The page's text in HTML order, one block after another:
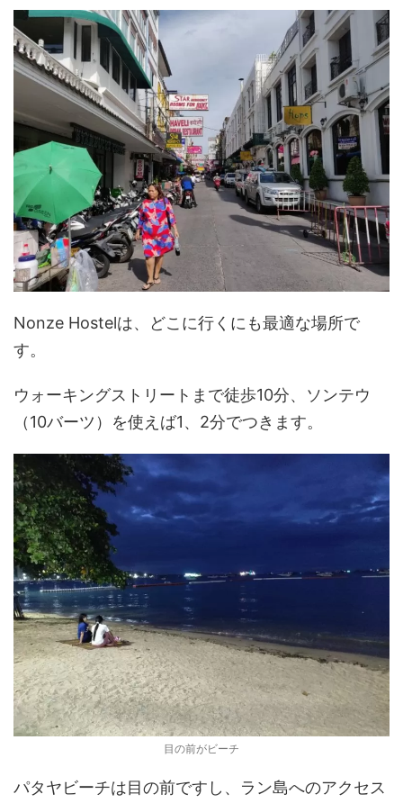
Nonze Hostelは、どこに行くにも最適な場所で
す。
ウォーキングストリートまで徒歩10分、ソンテウ
（10バーツ）を使えば1、2分でつきます。
目の前がビーチ
パタヤビーチは目の前ですし、ラン島へのアクセス